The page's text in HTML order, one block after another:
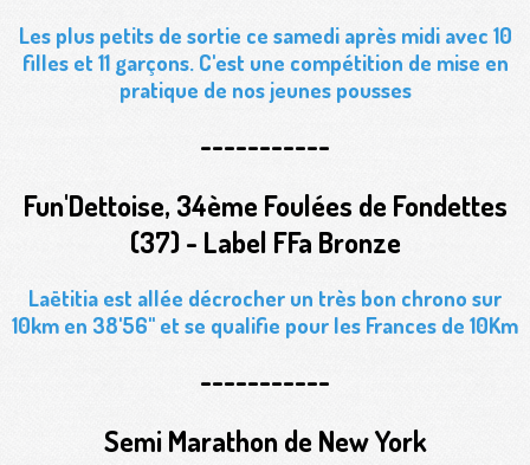
Les plus petits de sortie ce samedi après midi avec 10
filles et 11 garçons. C'est une compétition de mise en
pratique de nos jeunes pousses
-----------
Fun'Dettoise, 34ème Foulées de Fondettes
(37) - Label FFa Bronze
Laëtitia est allée décrocher un très bon chrono sur
10km en 38'56'' et se qualifie pour les Frances de 10Km
-----------
Semi Marathon de New York